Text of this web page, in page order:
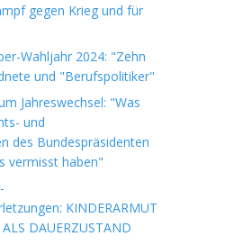
gegen Krieg und für
Wahljahr 2024: "Zehn
und "Berufspolitiker"
Jahreswechsel: "Was
und
des Bundespräsidenten
vermisst haben"
KINDERARMUT
DAUERZUSTAND